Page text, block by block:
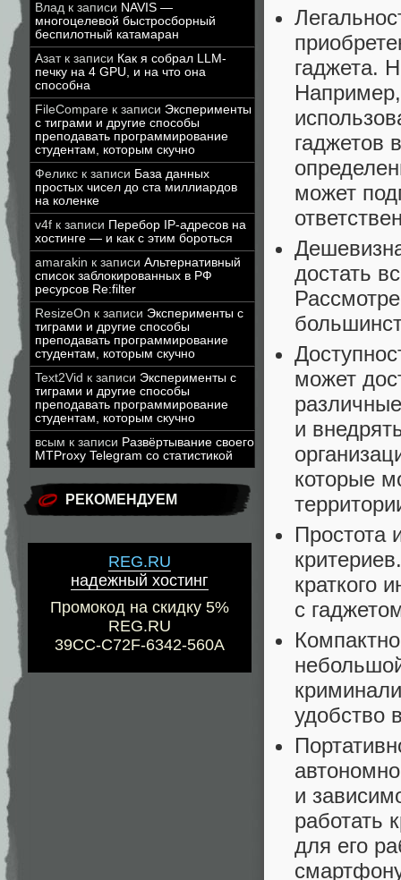
Влад к записи NAVIS —
многоцелевой быстросборный
беспилотный катамаран
Азатк записи Как я собрал LLM-
печку на 4 GPU, и на что она
способна
FileCompare к записи Эксперименты
с тиграми и другие способы
преподавать программирование
студентам, которым скучно
Феликс к записи База данных
простых чисел до ста миллиардов
на коленке
v4f к записи Перебор IP-адресов на
хостинге — и как с этим бороться
amarakin к записи Альтернативный
список заблокированных в РФ
ресурсов Re:filter
ResizeOn к записи Эксперименты с
тиграми и другие способы
преподавать программирование
студентам, которым скучно
Text2Vid к записи Эксперименты с
тиграми и другие способы
преподавать программирование
студентам, которым скучно
всым к записи Развёртывание своего
MTProxy Telegram со статистикой
РЕКОМЕНДУЕМ
REG.RU
надежный хостинг
Промокод на скидку 5%
REG.RU
39CC-C72F-6342-560A
гаджета.
гаджетов
может
достать
может
и
которые
Простота
краткого
с
удобство
и
работать
для его